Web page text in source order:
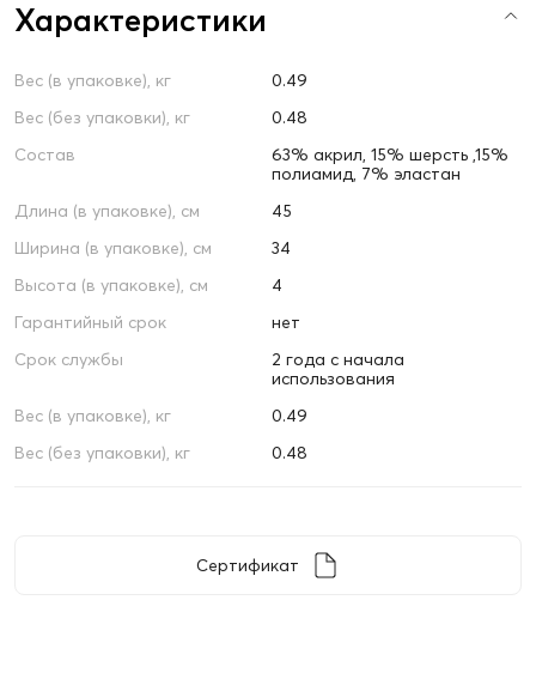
Характеристики
Вес (в упаковке), кг
0.49
Вес (без упаковки), кг
0.48
Состав
63% акрил, 15% шерсть ,15%
полиамид, 7% эластан
Длина (в упаковке), см
45
Ширина (в упаковке), см
34
Высота (в упаковке), см
4
Гарантийный срок
нет
Срок службы
2 года с начала
использования
Вес (в упаковке), кг
0.49
Вес (без упаковки), кг
0.48
Сертификат